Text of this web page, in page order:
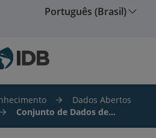
Português (Brasil)
Dados Abertos
Conjunto de Dados de...